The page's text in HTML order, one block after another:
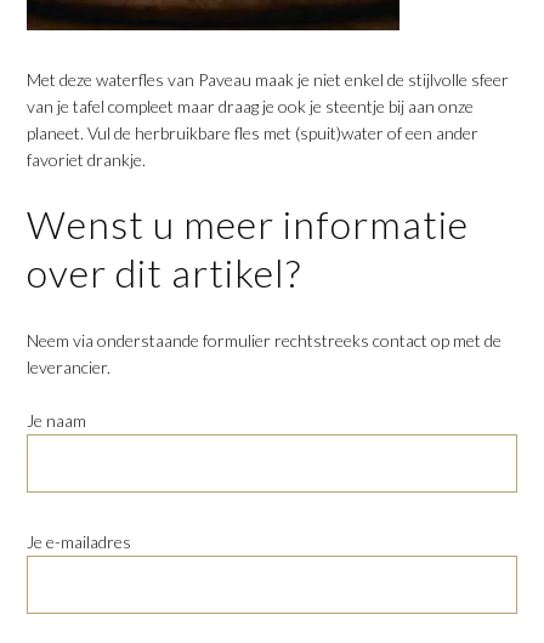
Met deze waterfles van Paveau maak je niet enkel de stijlvolle sfeer
van je tafel compleet maar draag je ook je steentje bij aan onze
planeet. Vul de herbruikbare fles met (spuit)water of een ander
favoriet drankje.
Wenst u meer informatie
over dit artikel?
Neem via onderstaande formulier rechtstreeks contact op met de
leverancier.
Je naam
Je e-mailadres